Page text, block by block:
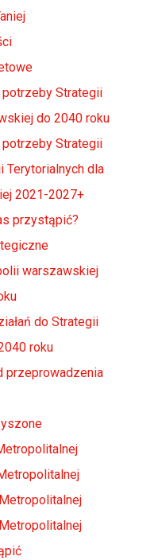
potrzeby Strategii
do 2040 roku
potrzeby Strategii
Terytorialnych dla
2021-2027+
przystąpić?
warszawskiej
do Strategii
roku
przeprowadzenia